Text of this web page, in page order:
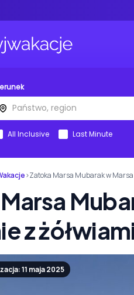
All Inclusive Last Minute
›Zatoka Marsa Mubarak w
z
11 maja 2025